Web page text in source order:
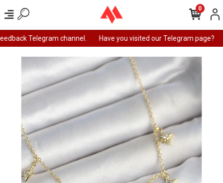
Telegram channel. Have you visited our Telegram page?
0